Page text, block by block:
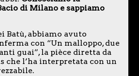
di Milano e sappiamo
Batù, abbiamo avuto
con “Un malloppo, due
guai”, la pièce diretta da
che l’ha interpretata con un